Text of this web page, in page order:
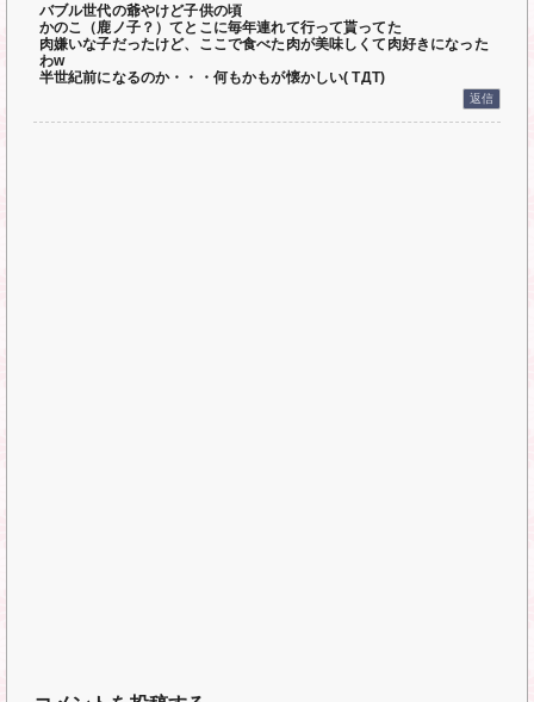
バブル世代の爺やけど子供の頃
かのこ（鹿ノ子？）てとこに毎年連れて行って貰ってた
肉嫌いな子だったけど、ここで食べた肉が美味しくて肉好きになった
わw
半世紀前になるのか・・・何もかもが懐かしい( TДT)
返信